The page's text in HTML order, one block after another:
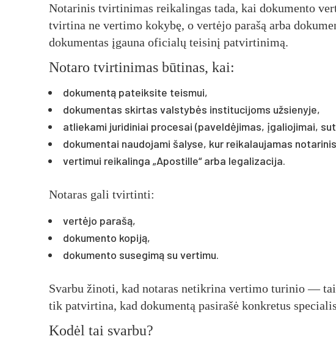
Notarinis tvirtinimas reikalingas tada, kai dokumento
tvirtina ne vertimo kokybę, o vertėjo parašą arba
dokumentas įgauna oficialų teisinį patvirtinimą.
Notaro tvirtinimas būtinas, kai:
dokumentą pateiksite teismui,
dokumentas skirtas valstybės institucijoms užsienyje,
atliekami juridiniai procesai (paveldėjimas, įgaliojimai,
dokumentai naudojami šalyse, kur reikalaujamas
vertimui reikalinga „Apostille“ arba legalizacija.
Notaras gali tvirtinti:
vertėjo parašą,
dokumento kopiją,
dokumento susegimą su vertimu.
Svarbu žinoti, kad notaras netikrina vertimo turinio —
tik patvirtina, kad dokumentą pasirašė konkretus
Kodėl tai svarbu?